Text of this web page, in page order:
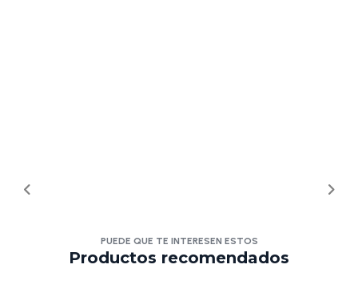
PUEDE QUE TE INTERESEN ESTOS
Productos recomendados